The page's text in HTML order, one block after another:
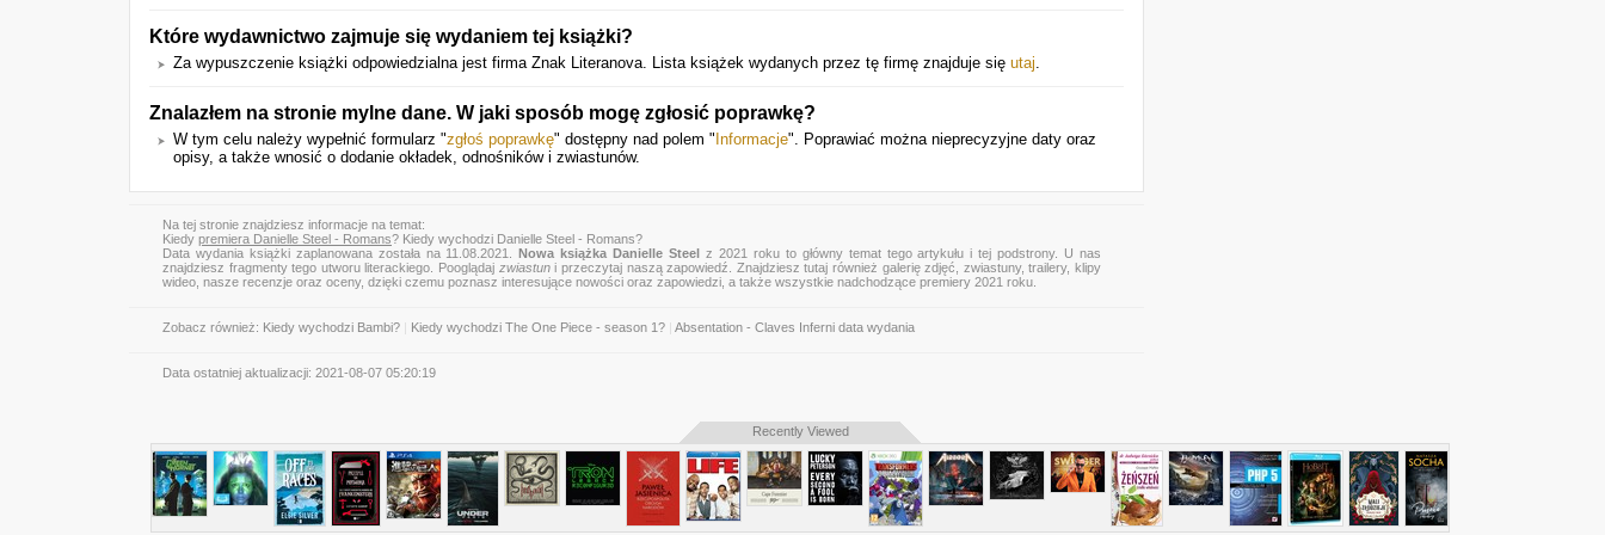
Które wydawnictwo zajmuje się wydaniem tej książki?
Za wypuszczenie książki odpowiedzialna jest firma Znak Literanova. Lista książek wydanych przez tę firmę znajduje się utaj.
Znalazłem na stronie mylne dane. W jaki sposób mogę zgłosić poprawkę?
W tym celu należy wypełnić formularz "zgłoś poprawkę" dostępny nad polem " Informacje". Poprawiać można nieprecyzyjne daty oraz
opisy, a także wnosić o dodanie okładek, odnośników i zwiastunów.
Na tej stronie znajdziesz informacje na temat:
Kiedy premiera Danielle Steel - Romans? Kiedy wychodzi Danielle Steel - Romans?
Data wydania książki zaplanowana została na 11.08.2021.Nowa książka Danielle Steel z 2021 roku to główny temat tego artykułu i tej podstrony. U nas
znajdziesz fragmenty tego utworu literackiego. Pooglądaj zwiastuni przeczytaj naszą zapowiedź. Znajdziesz tutaj również galerię zdjęć, zwiastuny, trailery, klipy
wideo, nasze recenzje oraz oceny, dzięki czemu poznasz interesujące nowości oraz zapowiedzi, a także wszystkie nadchodzące premiery 2021 roku.
Zobacz również: Kiedy wychodzi Bambi? Kiedy wychodzi The One Piece - season 1? Absentation - Claves Inferni data wydania
Data ostatniej aktualizacji: 2021-08-07 05:20:19
Recently Viewed